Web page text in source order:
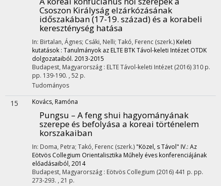
Csoszon Királyság elzárkózásának
időszakában (17-19. század) és a korabeli
kereszténység hatása
In: Birtalan, Ágnes; Csáki, Nelli; Takó, Ferenc (szerk.) Keleti
kutatások : Tanulmányok az ELTE BTK Távol-keleti Intézet OTDK
dolgozataiból. 2013-2015
Budapest, Magyarország : ELTE Távol-keleti Intézet (2016)310 p.
pp. 139-190. , 52 p.
Tudományos
15 Kovács, Ramóna
Pungsu – A feng shui hagyományának
szerepe és befolyása a koreai történelem
korszakaiban
In: Doma, Petra; Takó, Ferenc (szerk.) "Közel, s Távol" IV.: Az
Eötvös Collegium Orientalisztika Műhely éves konferenciájának
előadásaiból, 2014
Budapest, Magyarország : Eötvös Collegium (2016) 441 p. pp.
273-293. , 21 p.